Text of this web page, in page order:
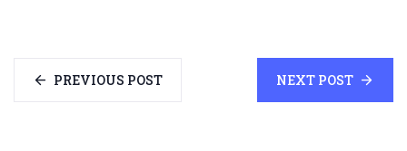
PREVIOUS POST NEXT POST